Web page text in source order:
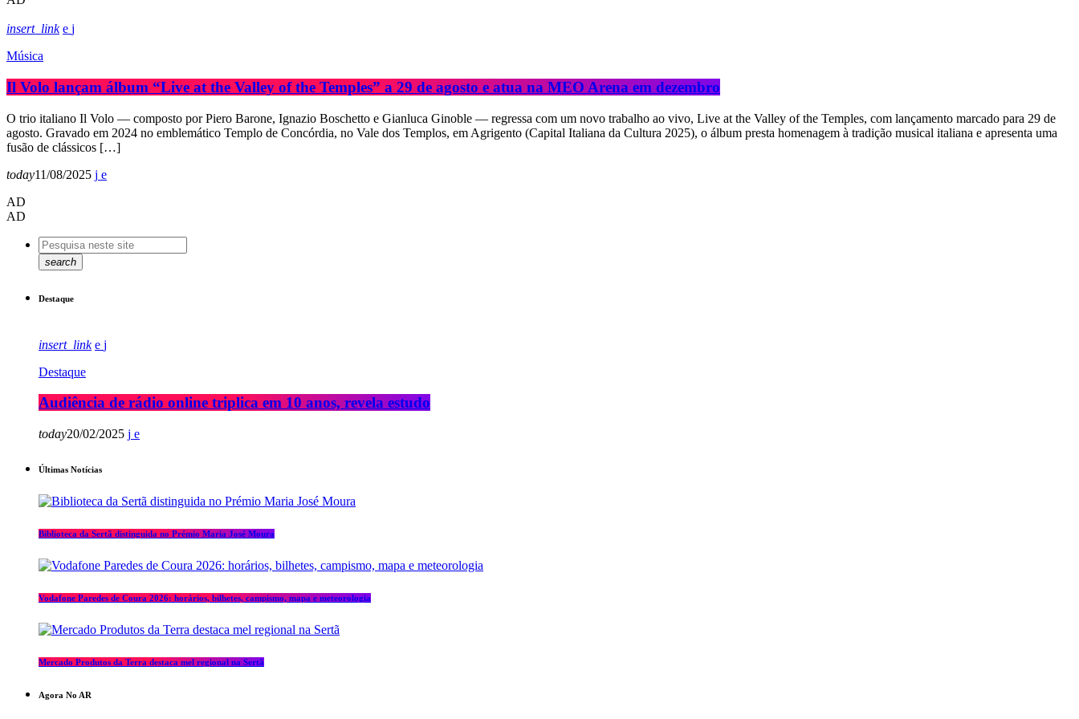
insert_link
Música
Il Volo lançam álbum “Live at the Valley of the Temples” a 29 de agosto e atua na MEO Arena em dezembro
O trio italiano Il Volo — composto por Piero Barone, Ignazio Boschetto e Gianluca Ginoble — regressa com um novo trabalho ao vivo, Live at the Valley of the Temples, com lançamento marcado para 29 de
agosto. Gravado em 2024 no emblemático Templo de Concórdia, no Vale dos Templos, em Agrigento (Capital Italiana da Cultura 2025), o álbum presta homenagem à tradição musical italiana e apresenta uma
fusão de clássicos […]
today11/08/2025
AD
AD
search
Destaque
insert_link
Destaque
Audiência de rádio online triplica em 10 anos, revela estudo
today20/02/2025
Últimas Notícias
Biblioteca da Sertã distinguida no Prémio Maria José Moura
Vodafone Paredes de Coura 2026: horários, bilhetes, campismo, mapa e meteorologia
Mercado Produtos da Terra destaca mel regional na Sertã
Agora No AR